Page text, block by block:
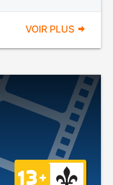
VOIR PLUS